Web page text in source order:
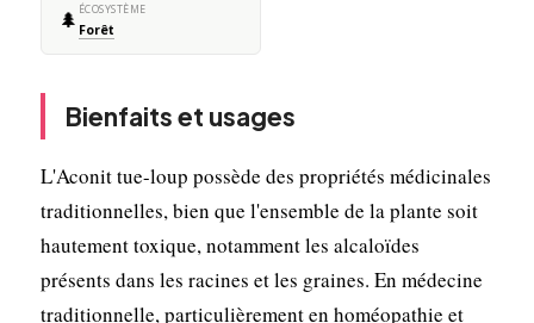
🌲 ÉCOSYSTÈME
Forêt
Bienfaits et usages
L'Aconit tue-loup possède des propriétés médicinales
traditionnelles, bien que l'ensemble de la plante soit
hautement toxique, notamment les alcaloïdes
présents dans les racines et les graines. En médecine
traditionnelle, particulièrement en homéopathie et